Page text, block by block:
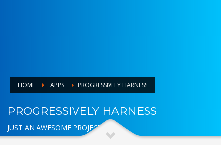
HOME APPS PROGRESSIVELY HARNESS
PROGRESSIVELY HARNESS
JUST AN AWESOME PROJECT